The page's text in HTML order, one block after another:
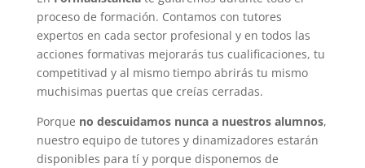
proceso de formación. Contamos con tutores
expertos en cada sector profesional y en todos las
acciones formativas mejorarás tus cualificaciones, tu
competitivad y al mismo tiempo abrirás tu mismo
muchisimas puertas que creías cerradas.
Porque no descuidamos nunca a nuestros alumnos,
nuestro equipo de tutores y dinamizadores estarán
disponibles para tí y porque disponemos de